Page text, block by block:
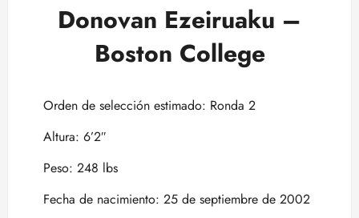
Donovan Ezeiruaku –
Boston College
Orden de selección estimado: Ronda 2
Altura: 6’2″
Peso: 248 lbs
Fecha de nacimiento: 25 de septiembre de 2002